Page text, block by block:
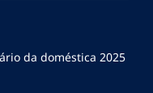
da doméstica 2025